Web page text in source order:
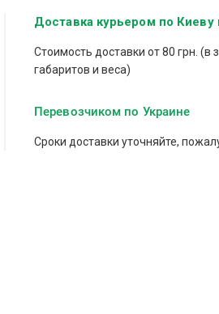
Доставка курьером по Киеву
Стоимость доставки от 80 грн. (в
габаритов и веса)
Перевозчиком по Украине
Сроки доставки уточняйте,